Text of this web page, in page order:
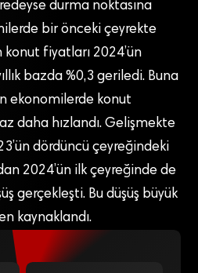
durma noktasına
bir önceki çeyrekte
konut fiyatları 2024’ün
bazda %0,3 geriledi. Buna
ekonomilerde konut
daha hızlandı. Gelişmekte
dördüncü çeyreğindeki
2024’ün ilk çeyreğinde de
gerçekleşti. Bu düşüş büyük
kaynaklandı.